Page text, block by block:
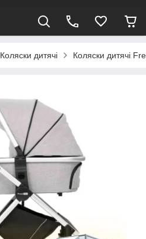
Коляски дитячі Коляски дитячі